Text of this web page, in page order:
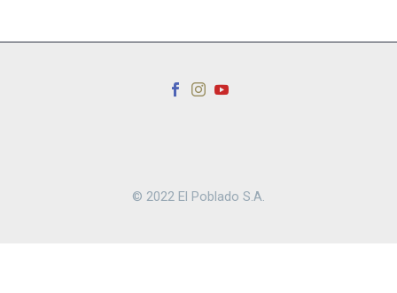
© 2022 El Poblado S.A.